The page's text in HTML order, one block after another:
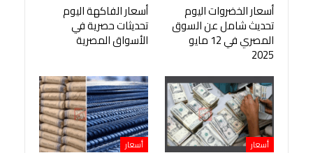
أسعار الخضروات اليوم
تحديث شامل عن السوق
المصري في 12 مايو
2025
أسعار الفاكهة اليوم
تحديثات حصرية في
الأسواق المصرية
أسعار أسعار